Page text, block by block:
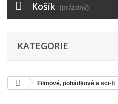
Košík (prázdný)
KATEGORIE
Filmové, pohádkové a sci-fi